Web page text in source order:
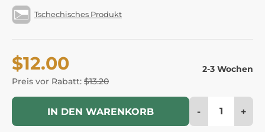
Tschechisches Produkt
$12.00
Preis vor Rabatt: $13.20
2-3 Wochen
IN DEN WARENKORB - +